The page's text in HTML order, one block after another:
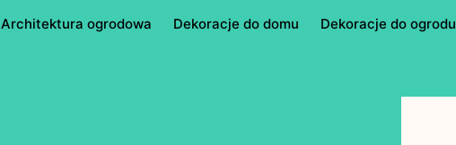
Architektura ogrodowa Dekoracje do domu Dekoracje do ogrodu